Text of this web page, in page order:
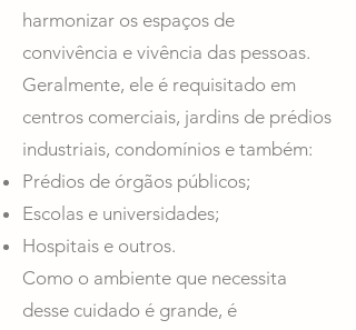
harmonizar os espaços de
convivência e vivência das pessoas.
Geralmente, ele é requisitado em
centros comerciais, jardins de prédios
industriais, condomínios e também:
Prédios de órgãos públicos;
Escolas e universidades;
Hospitais e outros.
Como o ambiente que necessita
desse cuidado é grande, é